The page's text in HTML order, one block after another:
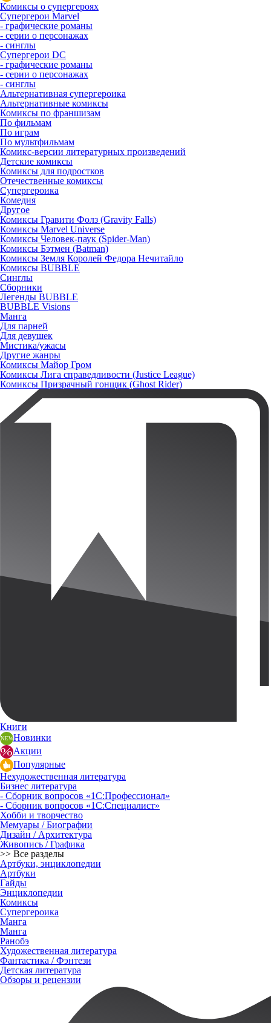
Комиксы о супергероях
Супергерои Marvel
- графические романы
- серии о персонажах
- синглы
Супергерои DC
- графические романы
- серии о персонажах
- синглы
Альтернативная супергероика
Альтернативные комиксы
Комиксы по франшизам
По фильмам
По играм
По мультфильмам
Комикс-версии литературных произведений
Детские комиксы
Комиксы для подростков
Отечественные комиксы
Супергероика
Комедия
Другое
Комиксы Гравити Фолз (Gravity Falls)
Комиксы Marvel Universe
Комиксы Человек-паук (Spider-Man)
Комиксы Бэтмен (Batman)
Комиксы Земля Королей Федора Нечитайло
Комиксы BUBBLE
Синглы
Сборники
Легенды BUBBLE
BUBBLE Visions
Манга
Для парней
Для девушек
Мистика/ужасы
Другие жанры
Комиксы Майор Гром
Комиксы Лига справедливости (Justice League)
Комиксы Призрачный гонщик (Ghost Rider)
Книги
Новинки
Акции
Популярные
Нехудожественная литература
Бизнес литература
- Сборник вопросов «1С:Профессионал»
- Сборник вопросов «1С:Специалист»
Хобби и творчество
Мемуары / Биографии
Дизайн / Архитектура
Живопись / Графика
>> Все разделы
Артбуки, энциклопедии
Артбуки
Гайды
Энциклопедии
Комиксы
Супергероика
Манга
Манга
Ранобэ
Художественная литература
Фантастика / Фэнтези
Детская литература
Обзоры и рецензии